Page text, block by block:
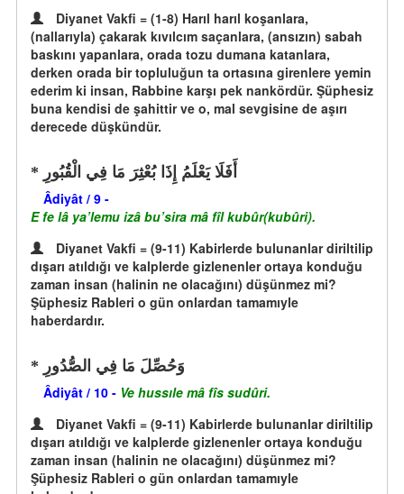
Diyanet Vakfi = (1-8) Harıl harıl koşanlara,
(nallarıyla) çakarak kıvılcım saçanlara, (ansızın) sabah
baskını yapanlara, orada tozu dumana katanlara,
derken orada bir topluluğun ta ortasına girenlere yemin
ederim ki insan, Rabbine karşı pek nankördür. Şüphesiz
buna kendisi de şahittir ve o, mal sevgisine de aşırı
derecede düşkündür.
أَفَلَا يَعْلَمُ إِذَا بُعْثِرَ مَا فِي الْقُبُورِ
Âdiyât / 9 -
E fe lâ ya’lemu izâ bu’sira mâ fîl kubûr(kubûri).
Diyanet Vakfi = (9-11) Kabirlerde bulunanlar diriltilip
dışarı atıldığı ve kalplerde gizlenenler ortaya konduğu
zaman insan (halinin ne olacağını) düşünmez mi?
Şüphesiz Rableri o gün onlardan tamamıyle
haberdardır.
وَحُصِّلَ مَا فِي الصُّدُورِ
Âdiyât / 10 - Ve hussıle mâ fîs sudûri.
Diyanet Vakfi = (9-11) Kabirlerde bulunanlar diriltilip
dışarı atıldığı ve kalplerde gizlenenler ortaya konduğu
zaman insan (halinin ne olacağını) düşünmez mi?
Şüphesiz Rableri o gün onlardan tamamıyle